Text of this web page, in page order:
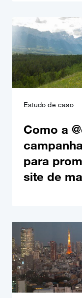
Estudo de caso
Como a
para
site de